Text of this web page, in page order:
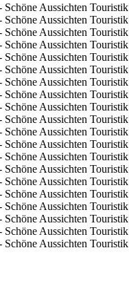
Aussichten Touristik
Aussichten Touristik
Aussichten Touristik
Aussichten Touristik
Aussichten Touristik
Aussichten Touristik
Aussichten Touristik
Aussichten Touristik
Aussichten Touristik
Aussichten Touristik
Aussichten Touristik
Aussichten Touristik
Aussichten Touristik
Aussichten Touristik
Aussichten Touristik
Aussichten Touristik
Aussichten Touristik
Aussichten Touristik
Aussichten Touristik
Aussichten Touristik